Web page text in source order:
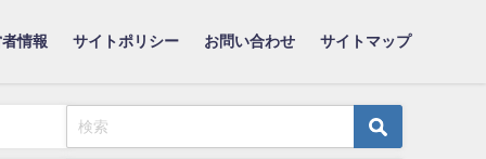
情報 サイトポリシー お問い合わせ サイトマップ